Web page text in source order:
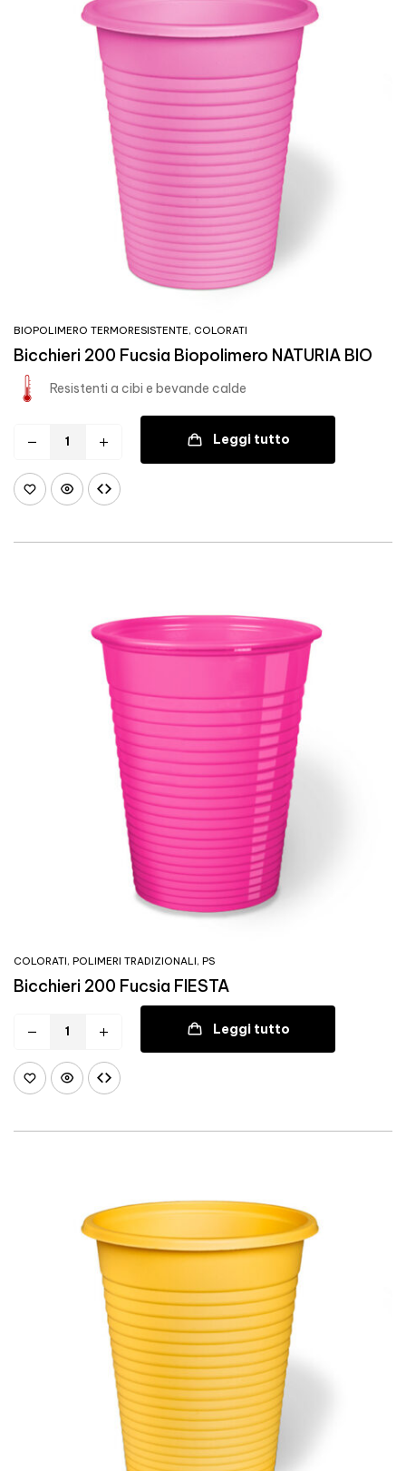
BIOPOLIMERO TERMORESISTENTE, COLORATI
Bicchieri 200 Fucsia Biopolimero NATURIA BIO
Resistenti a cibi e bevande calde
Leggi tutto
COLORATI, POLIMERI TRADIZIONALI, PS
Bicchieri 200 Fucsia FIESTA
Leggi tutto